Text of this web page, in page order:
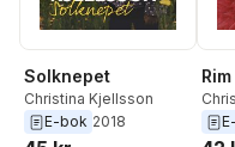
Solknepet
Christina Kjellsson
E-bok 2018